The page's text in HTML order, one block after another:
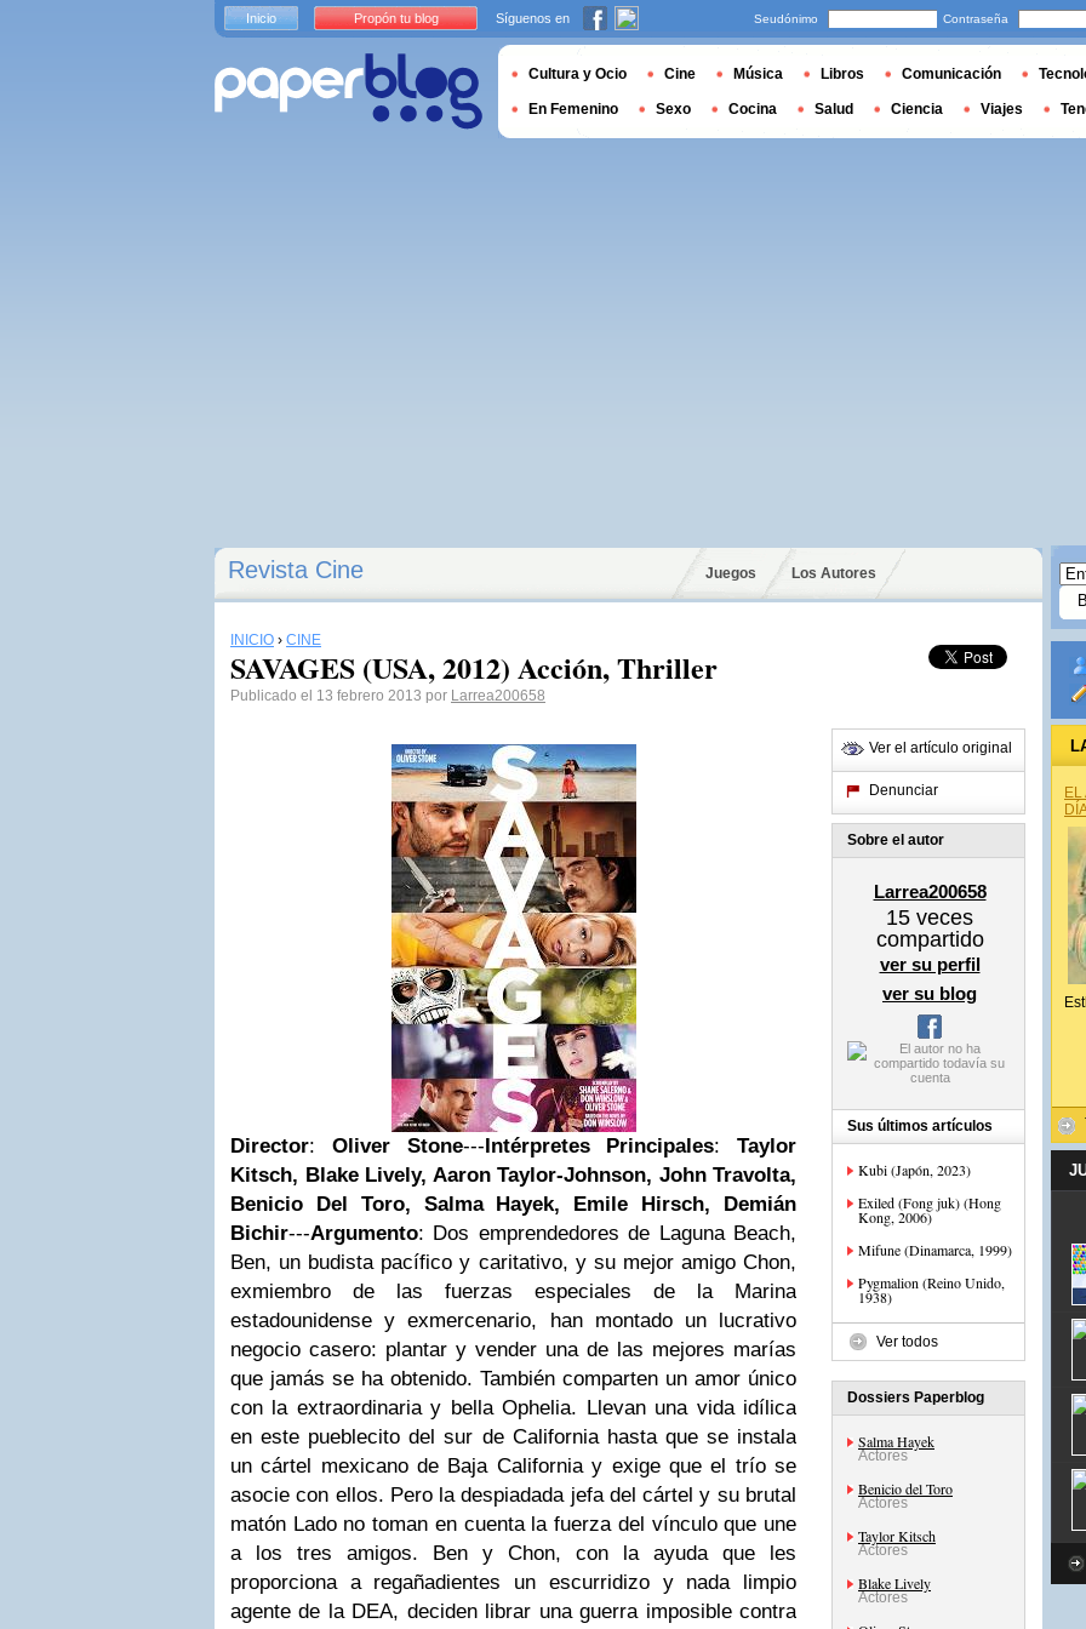
Revista Cine Juegos Los Autores
INICIO › CINE
SAVAGES (USA, 2012) Acción, Thriller
Publicado el 13 febrero 2013 por Larrea200658
Director: Oliver Stone---Intérpretes Principales: Taylor
Kitsch, Blake Lively, Aaron Taylor-Johnson, John Travolta,
Benicio Del Toro, Salma Hayek, Emile Hirsch, Demián
Bichir---Argumento: Dos emprendedores de Laguna Beach,
Ben, un budista pacífico y caritativo, y su mejor amigo Chon,
exmiembro de las fuerzas especiales de la Marina
estadounidense y exmercenario, han montado un lucrativo
negocio casero: plantar y vender una de las mejores marías
que jamás se ha obtenido. También comparten un amor único
con la extraordinaria y bella Ophelia. Llevan una vida idílica
en este pueblecito del sur de California hasta que se instala
un cártel mexicano de Baja California y exige que el trío se
asocie con ellos. Pero la despiadada jefa del cártel y su brutal
matón Lado no toman en cuenta la fuerza del vínculo que une
a los tres amigos. Ben y Chon, con la ayuda que les
proporciona a regañadientes un escurridizo y nada limpio
agente de la DEA, deciden librar una guerra imposible contra
Ver el artículo original
Denunciar
Sobre el autor
Larrea200658
15 veces
compartido
ver su perfil
ver su blog
Sus últimos artículos
Kubi (Japón, 2023)
Exiled (Fong juk) (Hong
Kong, 2006)
Mifune (Dinamarca, 1999)
Pygmalion (Reino Unido,
1938)
Ver todos
Dossiers Paperblog
Salma Hayek
Actores
Benicio del Toro
Actores
Taylor Kitsch
Actores
Blake Lively
Actores
Inicio Propón tu blog Síguenos en Seudónimo Contraseña
Cultura y Ocio Cine Música Libros Comunicación
En Femenino Sexo Cocina Salud Ciencia Viajes